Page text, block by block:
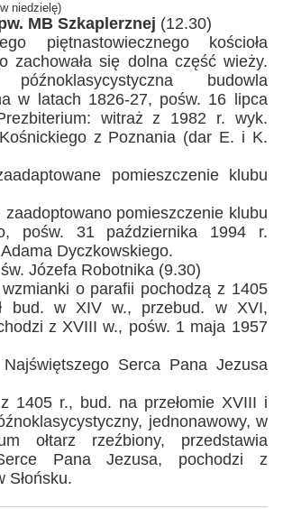
niedzielę)
MB Szkaplerznej (12.30)
piętnastowiecznego kościoła
zachowała się dolna część wieży.
późnoklasycystyczna budowla
w latach 1826-27, pośw. 16 lipca
witraż z 1982 r. wyk.
z Poznania (dar E. i K.
pomieszczenie klubu
zaadoptowano pomieszczenie klubu
pośw. 31 października 1994 r.
Dyczkowskiego.
Józefa Robotnika (9.30)
o parafii pochodzą z 1405
bud. w XIV w., przebud. w XVI,
z XVIII w., pośw. 1 maja 1957
Serca Pana Jezusa
1405 r., bud. na przełomie XVIII i
jednonawowy, w
ołtarz rzeźbiony, przedstawia
Pana Jezusa, pochodzi z
Słońsku.